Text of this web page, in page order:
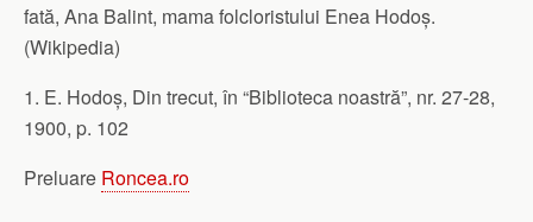
fată, Ana Balint, mama folcloristului Enea Hodoș.
(Wikipedia)
1. E. Hodoș, Din trecut, în “Biblioteca noastră”, nr. 27-28,
1900, p. 102
Preluare Roncea.ro